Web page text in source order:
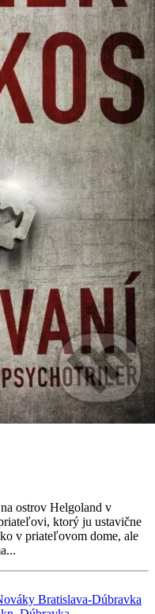
ostrov Helgoland v
ktorý ju ustavične
v priateľovom dome, ale
Bratislava-Dúbravka